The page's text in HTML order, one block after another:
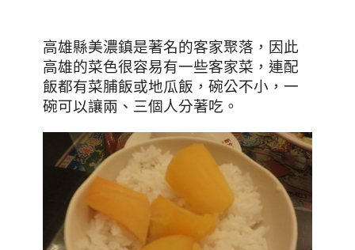
高雄縣美濃鎮是著名的客家聚落 ，因此
高雄的菜色很容易有一些客家菜 ，連配
飯都有菜脯飯或地瓜飯 ，碗公不小 ，一
碗可以讓兩 、三個人分著吃。